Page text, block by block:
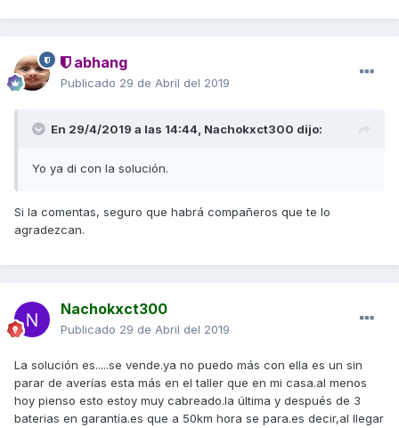
abhang
Publicado 29 de Abril del 2019
En 29/4/2019 a las 14:44, Nachokxct300 dijo:
Yo ya di con la solución.
Si la comentas, seguro que habrá compañeros que te lo
agradezcan.
Nachokxct300
Publicado 29 de Abril del 2019
La solución es.....se vende.ya no puedo más con ella es un sin
parar de averías esta más en el taller que en mi casa.al menos
hoy pienso esto estoy muy cabreado.la última y después de 3
baterias en garantía.es que a 50km hora se para.es decir,al llegar